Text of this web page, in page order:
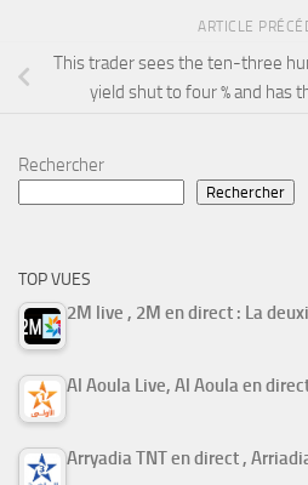
ARTICLE
This trader sees the ten-three
yield shut to four % and has
Rechercher
Rechercher
TOP VUES
2M live , 2M en direct : La
Al Aoula Live, Al Aoula en
Arryadia TNT en direct ,